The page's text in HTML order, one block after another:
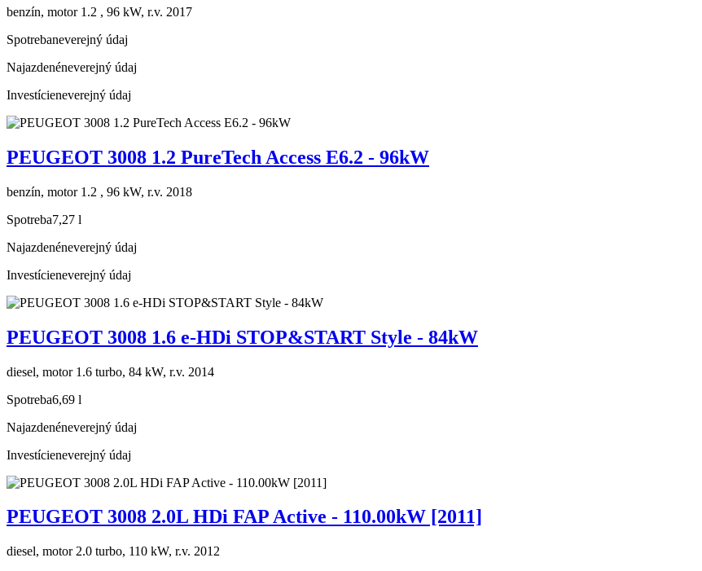
benzín, motor 1.2 , 96 kW, r.v. 2017
Spotrebaneverejný údaj
Najazdenéneverejný údaj
Investícieneverejný údaj
PEUGEOT 3008 1.2 PureTech Access E6.2 - 96kW
benzín, motor 1.2 , 96 kW, r.v. 2018
Spotreba7,27 l
Najazdenéneverejný údaj
Investícieneverejný údaj
PEUGEOT 3008 1.6 e-HDi STOP&START Style - 84kW
diesel, motor 1.6 turbo, 84 kW, r.v. 2014
Spotreba6,69 l
Najazdenéneverejný údaj
Investícieneverejný údaj
PEUGEOT 3008 2.0L HDi FAP Active - 110.00kW [2011]
diesel, motor 2.0 turbo, 110 kW, r.v. 2012